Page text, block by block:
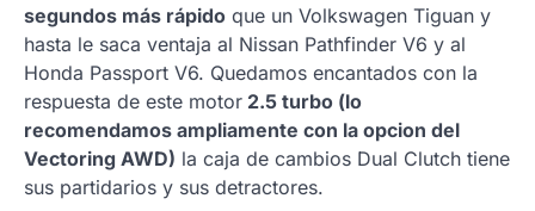
segundos más rápido que un Volkswagen Tiguan y
hasta le saca ventaja al Nissan Pathfinder V6 y al
Honda Passport V6. Quedamos encantados con la
respuesta de este motor 2.5 turbo (lo
recomendamos ampliamente con la opcion del
Vectoring AWD) la caja de cambios Dual Clutch tiene
sus partidarios y sus detractores.